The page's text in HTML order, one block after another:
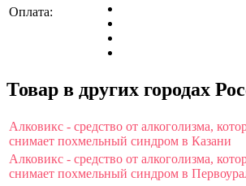
Оплата:
Товар в других городах
Алковикс - средство от алкоголизма,
снимает похмельный синдром в Казани
Алковикс - средство от алкоголизма,
снимает похмельный синдром в